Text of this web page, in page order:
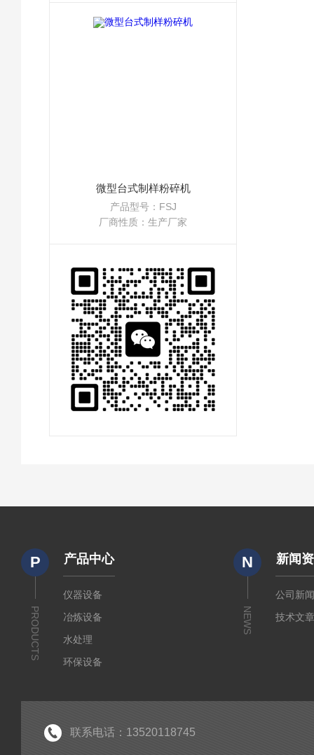
微型台式制样粉碎机
产品型号：FSJ
厂商性质：生产厂家
P
PRODUCTS
产品中心
仪器设备
冶炼设备
水处理
环保设备
仪器仪表
N
NEWS
新闻
公司新
技术文
联系电话：13520118745